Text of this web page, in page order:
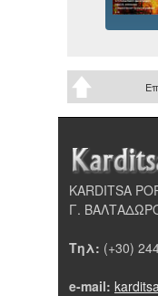
KARDITSA
Γ.
Τηλ: (+30)
e-mail: